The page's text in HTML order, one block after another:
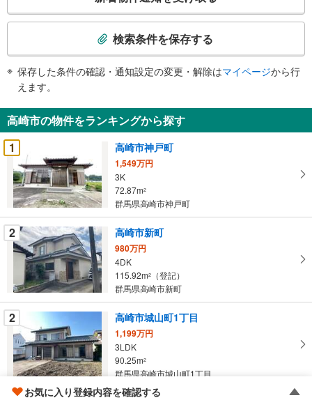
検
知
を
受
け
取
る
・
条
件
を
ペ
ー
ジ
に
保
存
す
検索条件を保存する
保存した条件の確認・通知設定の変更・解除はマイページから行
えます。
高崎市の物件をランキングから探す
1
高崎市神戸町
1,549万円
3K
72.87m2
群馬県高崎市神戸町
2 高崎市新町
980万円
4DK
115.92m2
（登記）
群馬県高崎市新町
2 高崎市城山町1丁目
1,199万円
3LDK
90.25m2
群馬県高崎市城山町1丁目
高崎市山名町
お気に入り登録内容を確認する